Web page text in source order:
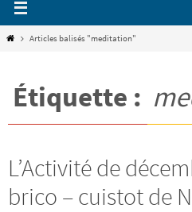
HomeArticles balisés "meditation"
Étiquette :
L’Activité de
brico – cuistot de